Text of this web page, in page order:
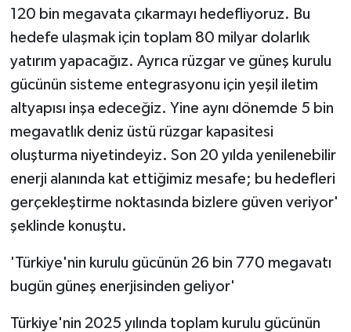
120 bin megavata çıkarmayı hedefliyoruz. Bu
hedefe ulaşmak için toplam 80 milyar dolarlık
yatırım yapacağız. Ayrıca rüzgar ve güneş kurulu
gücünün sisteme entegrasyonu için yeşil iletim
altyapısı inşa edeceğiz. Yine aynı dönemde 5 bin
megavatlık deniz üstü rüzgar kapasitesi
oluşturma niyetindeyiz. Son 20 yılda yenilenebilir
enerji alanında kat ettiğimiz mesafe; bu hedefleri
gerçekleştirme noktasında bizlere güven veriyor'
şeklinde konuştu.
'Türkiye'nin kurulu gücünün 26 bin 770 megavatı
bugün güneş enerjisinden geliyor'
Türkiye'nin 2025 yılında toplam kurulu gücünün